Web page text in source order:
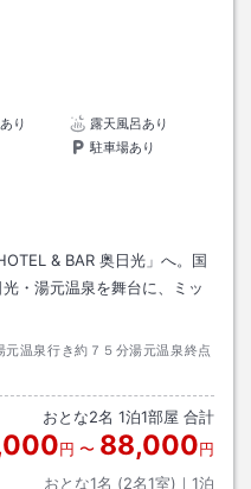
り
露天風呂あり
駐車場あり
& BAR 奥日光」へ。国
・湯元温泉を舞台に、ミッ
温泉行き約７５分湯元温泉終点
おとな2名 1泊1部屋 合計
円 〜 88,000円
おとな1名 (2名1室)｜ 1泊